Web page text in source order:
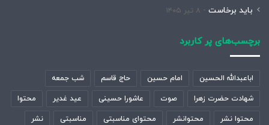
باید برخاست ۸ تیر ۱۴۰۵
برچسب‌های پر کاربرد
اباعبدالله الحسین امام حسین حاج قاسم شب جمعه
شهادت حضرت زهرا صوت عاشورا حسینی عید غدیر محتوا
محتوا نشر محتوانشر محتوای مناسبتی مناسبتی نشر